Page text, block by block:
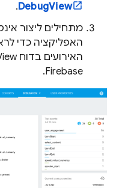
DebugView
.
מתחילים ליצור
האפליקציה כדי
האירועים בדוח DebugView במסוף
Firebase
.